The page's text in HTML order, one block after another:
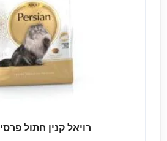
רויאל קנין חתול פרסי 10 ק"ג